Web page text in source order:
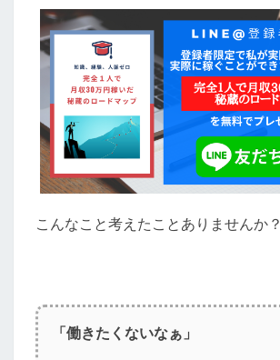
人
が
知
っ
て
お
き
た
い
お
の
実
こんなこと考えたことありませんか？
「働きたくないなぁ」